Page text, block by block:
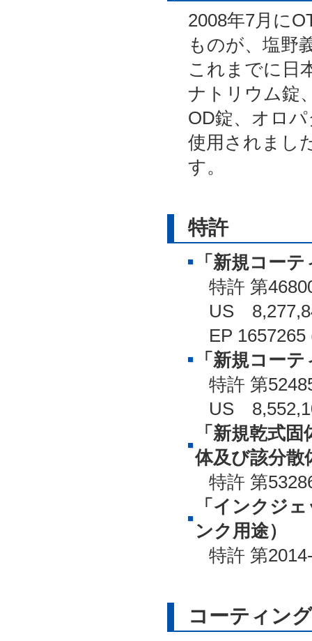
2008年7月に
ものが、塩野
これまでに日
ナトリウム錠
OD錠、オロ
使用されまし
す。
特許
「新規コー
特許 第
US
EP
「新規コー
特許 第
US
「新規乾式
体及び該分散
特許 第
「インクジ
ンク用途）
特許 第
コーティン